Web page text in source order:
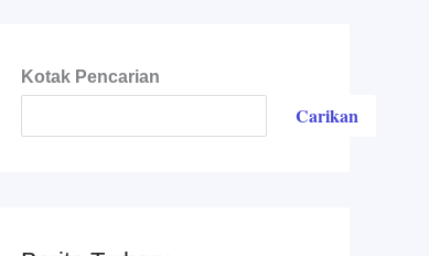
Kotak Pencarian
Carikan